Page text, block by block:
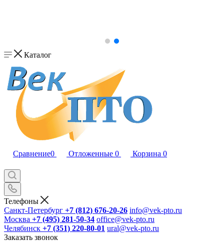
Каталог
Сравнение0 Отложенные 0 Корзина 0
Телефоны
Санкт-Петербург +7 (812) 676-20-26 info@vek-pto.ru
Москва +7 (495) 281-50-34 office@vek-pto.ru
Челябинск +7 (351) 220-80-01 ural@vek-pto.ru
Заказать звонок